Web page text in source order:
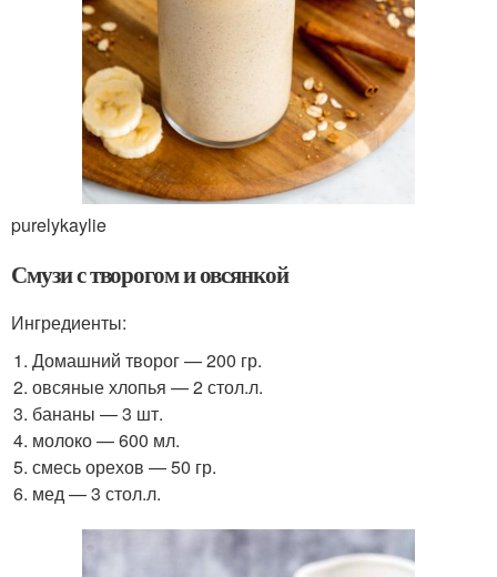
purelykaylie
Смузи с творогом и овсянкой
Ингредиенты:
Домашний творог — 200 гр.
овсяные хлопья — 2 стол.л.
бананы — 3 шт.
молоко — 600 мл.
смесь орехов — 50 гр.
мед — 3 стол.л.